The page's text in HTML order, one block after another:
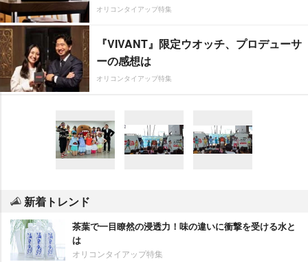
オリコンタイアップ特集
『VIVANT』限定ウオッチ、プロデューサ
ーの感想は
オリコンタイアップ特集
新着トレンド
茶葉で一目瞭然の浸透力！味の違いに衝撃を受ける水と
は
オリコンタイアップ特集